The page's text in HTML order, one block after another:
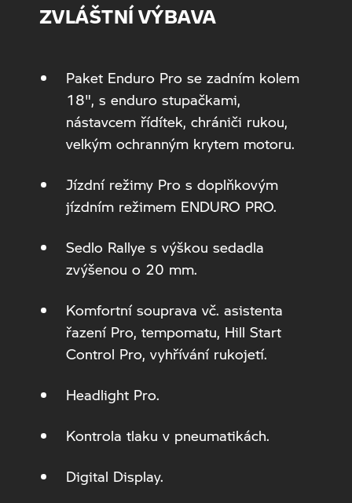
ZVLÁŠTNÍ VÝBAVA
Paket Enduro Pro se zadním kolem
18", s enduro stupačkami,
nástavcem řídítek, chrániči rukou,
velkým ochranným krytem motoru.
Jízdní režimy Pro s doplňkovým
jízdním režimem ENDURO PRO.
Sedlo Rallye s výškou sedadla
zvýšenou o 20 mm.
Komfortní souprava vč. asistenta
řazení Pro, tempomatu, Hill Start
Control Pro, vyhřívání rukojetí.
Headlight Pro.
Kontrola tlaku v pneumatikách.
Digital Display.